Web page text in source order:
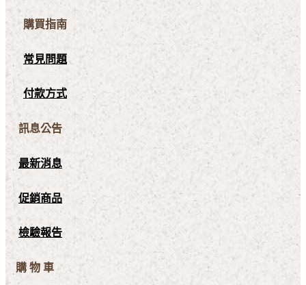
購買指南
常見問題
付款方式
訊息公告
最新消息
促銷商品
檢驗報告
購 物 車